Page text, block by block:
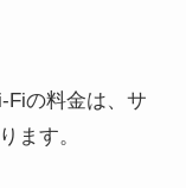
Fiの料金は、サ
ます。